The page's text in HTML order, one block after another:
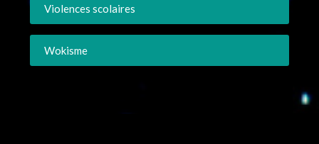
Violences scolaires
Wokisme